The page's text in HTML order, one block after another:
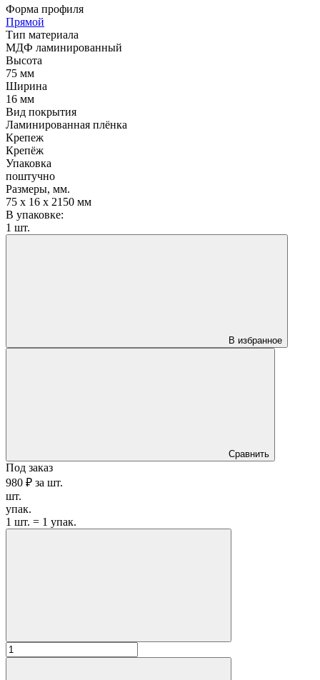
Форма профиля
Прямой
Тип материала
МДФ ламинированный
Высота
75 мм
Ширина
16 мм
Вид покрытия
Ламинированная плёнка
Крепеж
Крепёж
Упаковка
поштучно
Размеры, мм.
75 х 16 х 2150 мм
В упаковке:
1 шт.
В избранное
Сравнить
Под заказ
980 ₽ за шт.
шт.
упак.
1 шт. = 1 упак.